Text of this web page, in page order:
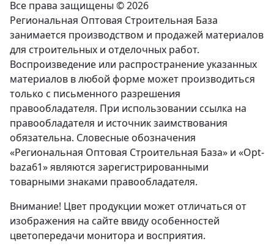
Все права защищены © 2026
Региональная Оптовая Строительная База
занимается производством и продажей материалов
для строительных и отделочных работ.
Воспроизведение или распространение указанных
материалов в любой форме может производиться
только с письменного разрешения
правообладателя. При использовании ссылка на
правообладателя и источник заимствования
обязательна. Словесные обозначения
«Региональная Оптовая Строительная База» и «Opt-
baza61» являются зарегистрированными
товарными знаками правообладателя.
Внимание! Цвет продукции может отличаться от
изображения на сайте ввиду особенностей
цветопередачи монитора и восприятия.